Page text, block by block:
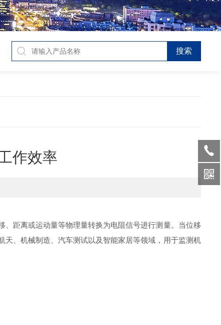
作效率
距离或运动量等物理量转换为电阻信号进行测量。当位移
、机械制造、汽车测试以及智能家居等领域，用于监测机